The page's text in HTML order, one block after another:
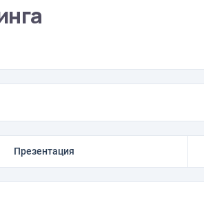
Презентация